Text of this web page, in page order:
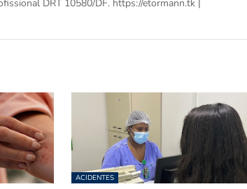
DRT 10580/DF. https://etormann.tk |
ACIDENTES